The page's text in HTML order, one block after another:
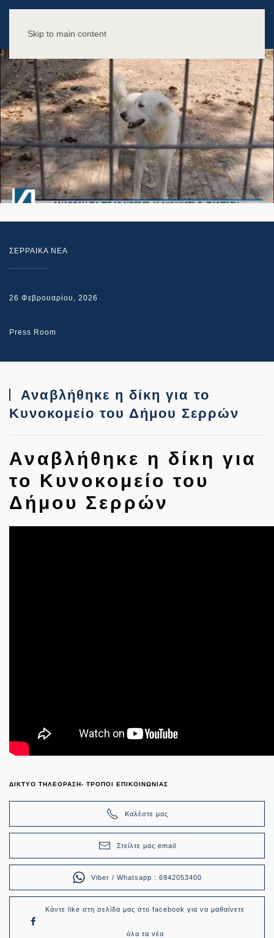
Skip to main content
ΣΕΡΡΑΙΚΑ ΝΕΑ
26 Φεβρουαρίου, 2026
Press Room
Αναβλήθηκε η δίκη για το
Κυνοκομείο του Δήμου Σερρών
Αναβλήθηκε η δίκη για
το Κυνοκομείο του
Δήμου Σερρών
ΔΙΚΤΥΟ ΤΗΛΕΟΡΑΣΗ- ΤΡΟΠΟΙ ΕΠΙΚΟΙΝΩΝΙΑΣ
Καλέστε μας
Στείλτε μας email
Viber / Whatsapp : 6942053400
Κάντε like στη σελίδα μας στο facebook για να μαθαίνετε
όλα τα νέα